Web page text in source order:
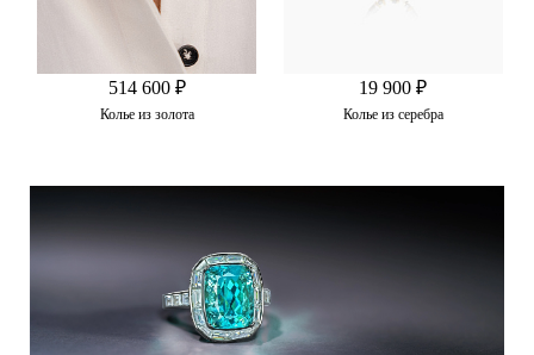
514 600 ₽
Колье из золота
19 900 ₽
Колье из серебра